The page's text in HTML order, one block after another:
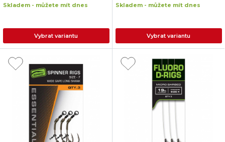
Skladem - můžete mít dnes
Vybrat variantu
Skladem - můžete mít dnes
Vybrat variantu